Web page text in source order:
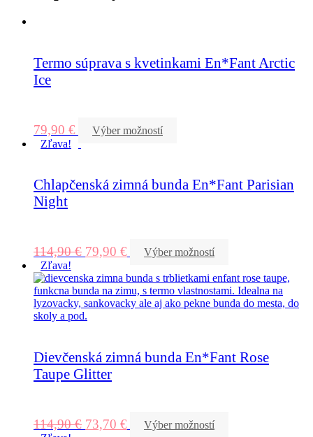
Termo súprava s kvetinkami En*Fant Arctic
Ice
79,90 €
Výber možností
Zľava!
Chlapčenská zimná bunda En*Fant Parisian
Night
114,90€ 79,90 €
Výber možností
Zľava!
Dievčenská zimná bunda En*Fant Rose
Taupe Glitter
114,90€ 73,70 €
Výber možností